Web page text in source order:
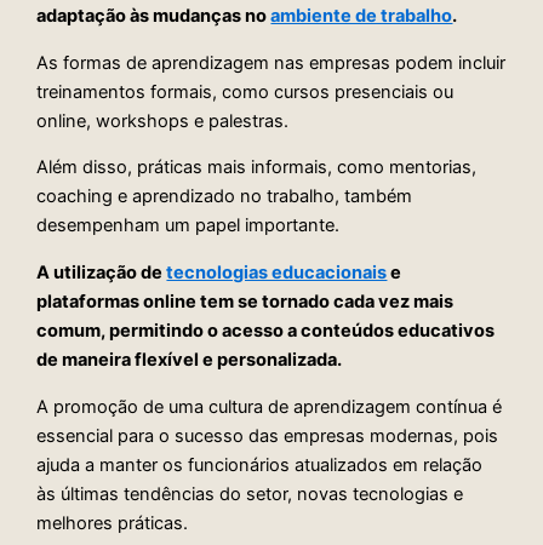
adaptação às mudanças noambiente de trabalho.
As formas de aprendizagem nas empresas podem incluir
treinamentos formais, como cursos presenciais ou
online, workshops e palestras.
Além disso, práticas mais informais, como mentorias,
coaching e aprendizado no trabalho, também
desempenham um papel importante.
A utilização detecnologias educacionaise
plataformas online tem se tornado cada vez mais
comum, permitindo o acesso a conteúdos educativos
de maneira flexível e personalizada.
A promoção de uma cultura de aprendizagem contínua é
essencial para o sucesso das empresas modernas, pois
ajuda a manter os funcionários atualizados em relação
às últimas tendências do setor, novas tecnologias e
melhores práticas.